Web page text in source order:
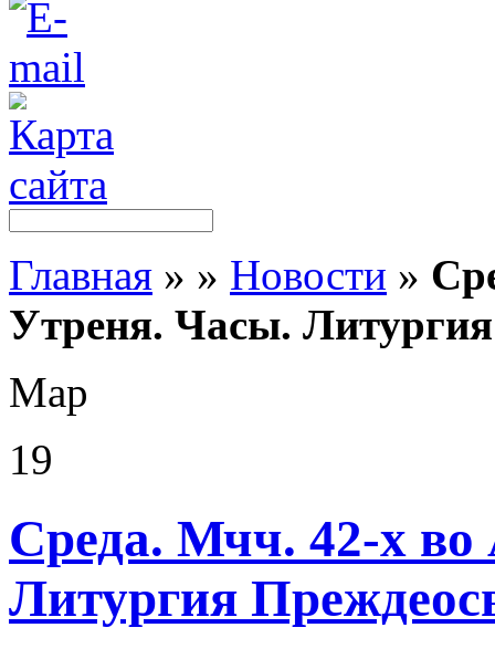
Главная » » Новости »
Утреня. Часы.
Мар
19
Среда. Мчч. 42-х
Литургия